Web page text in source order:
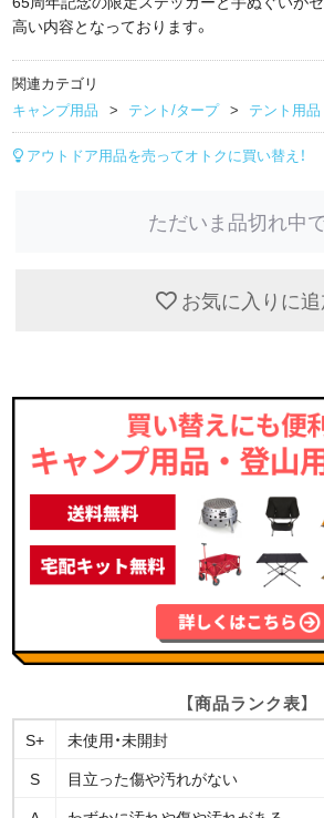
高い内容となっております。
関連カテゴリ
キャンプ用品
テント/タープ テント用品
アウトドア用品を売ってオトクに買い替え！
ただいま品切れ中
お気に入りに
【商品ランク表】
S+
未使用・未開封
S
目立った傷や汚れがない